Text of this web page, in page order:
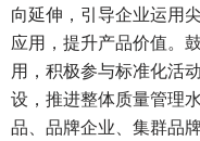
向延伸，引导企业运用
应用，提升产品价值。
用，积极参与标准化活
设，推进整体质量管理
品、品牌企业、集群品